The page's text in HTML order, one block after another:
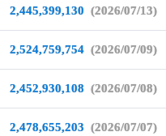
2,445,399,130 (2026/07/13)
2,524,759,754 (2026/07/09)
2,452,930,108 (2026/07/08)
2,478,655,203 (2026/07/07)